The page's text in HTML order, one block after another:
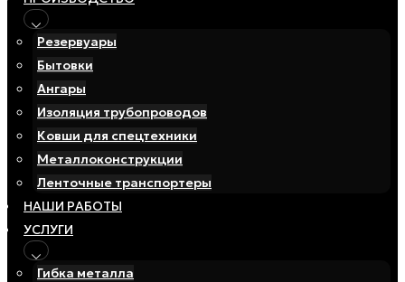
Резервуары
Бытовки
Ангары
Изоляция трубопроводов
Ковши для спецтехники
Металлоконструкции
Ленточные транспортеры
НАШИ РАБОТЫ
УСЛУГИ
Гибка металла